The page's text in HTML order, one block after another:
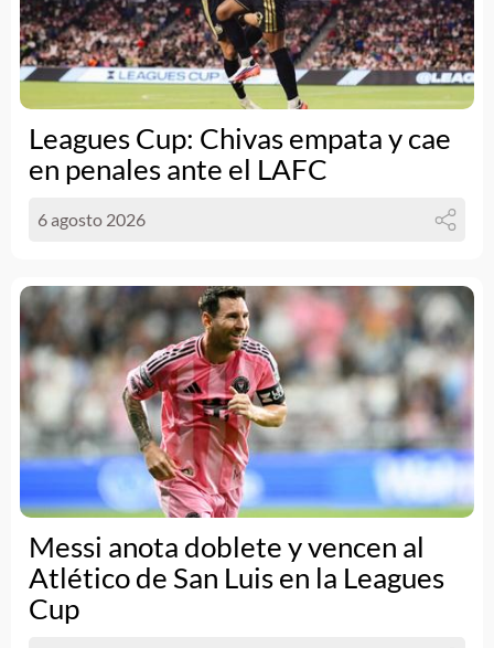
Leagues Cup: Chivas empata y cae
en penales ante el LAFC
6 agosto 2026
Messi anota doblete y vencen al
Atlético de San Luis en la Leagues
Cup